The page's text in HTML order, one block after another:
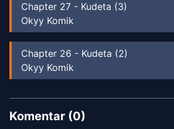
Chapter 27 - Kudeta (3)
Okyy Komik
Chapter 26 - Kudeta (2)
Okyy Komik
Chapter25-Kudeta (1)
Okyy Komik
Komentar (0)